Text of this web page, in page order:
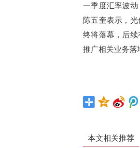
一季度汇率波动
陈五奎表示，
终将落幕，后
推广相关业务落
本文相关推荐